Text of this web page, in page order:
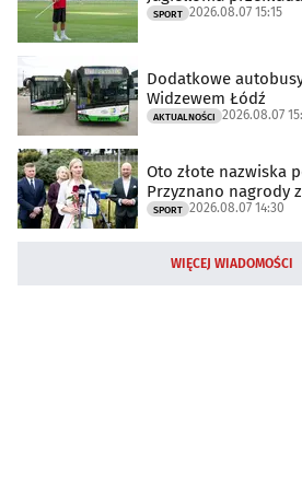
SPORT 2026.08.07 15:15
Dodatkowe
Widzewem Łódź
AKTUALNOŚCI 2026.08.07
Oto złote nazwiska
Przyznano nagrody
SPORT 2026.08.07 14:30
WIĘCEJ WIADOMOŚCI